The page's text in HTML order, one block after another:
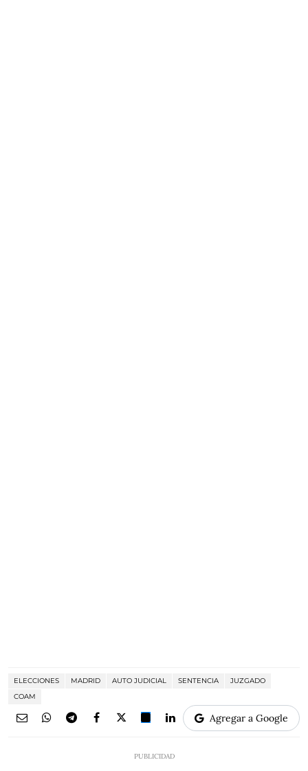
ELECCIONES MADRID AUTO JUDICIAL SENTENCIA
JUZGADO
COAM
Agregar a Google